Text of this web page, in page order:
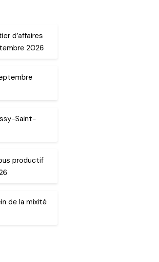
d’affaires
2026
Saint-
productif
de la mixité